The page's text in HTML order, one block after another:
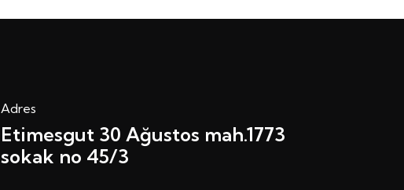
Adres
Etimesgut 30 Ağustos mah.1773
sokak no 45/3